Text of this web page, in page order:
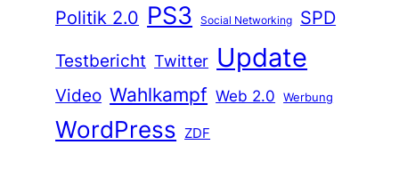
Politik 2.0 PS3 Social Networking
SPD
Testbericht Twitter Update
Video Wahlkampf Web 2.0 Werbung
WordPress ZDF